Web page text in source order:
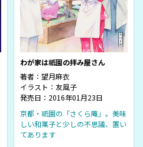
わが家は祇園の拝み屋さん
著者： 望月麻衣
イラスト： 友風子
発売日：2016年01月23日
京都・祇園の「さくら庵」。美味
しい和菓子と少しの不思議、置い
てあります